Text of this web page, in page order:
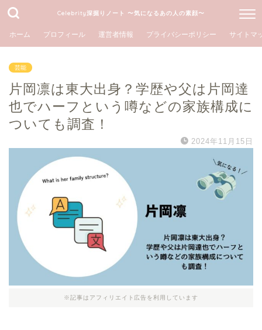
Celebrity深掘りノート 〜気になるあの人の素顔〜
ホーム プロフィール 運営者情報 プライバシーポリシー サイトマ
芸能
片岡凛は東大出身？学歴や父は片岡達
也でハーフという噂などの家族構成に
ついても調査！
2024年11月15日
※記事はアフィリエイト広告を利用しています